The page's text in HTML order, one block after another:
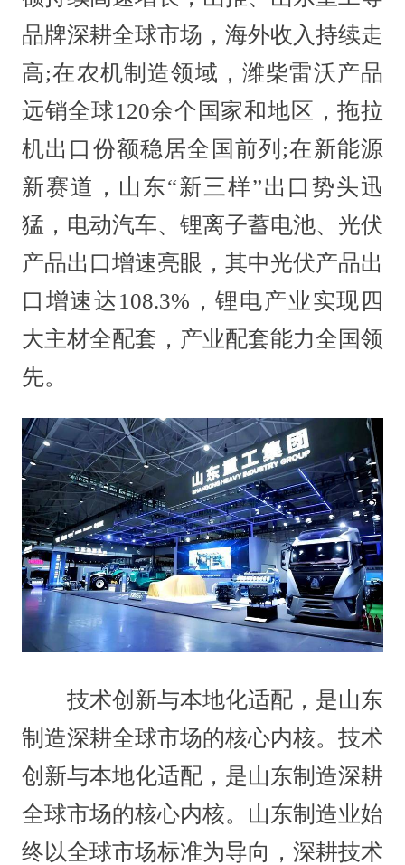
品牌深耕全球市场，海外收入持续走
高;在农机制造领域，潍柴雷沃产品
远销全球120余个国家和地区，拖拉
机出口份额稳居全国前列;在新能源
新赛道，山东“新三样”出口势头迅
猛，电动汽车、锂离子蓄电池、光伏
产品出口增速亮眼，其中光伏产品出
口增速达108.3%，锂电产业实现四
大主材全配套，产业配套能力全国领
先。
技术创新与本地化适配，是山东
制造深耕全球市场的核心内核。技术
创新与本地化适配，是山东制造深耕
全球市场的核心内核。山东制造业始
终以全球市场标准为导向，深耕技术